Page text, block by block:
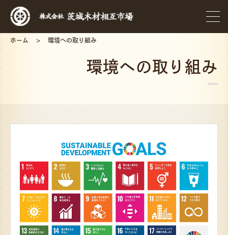
ホーム 環境への取り組み
環境への取り組み